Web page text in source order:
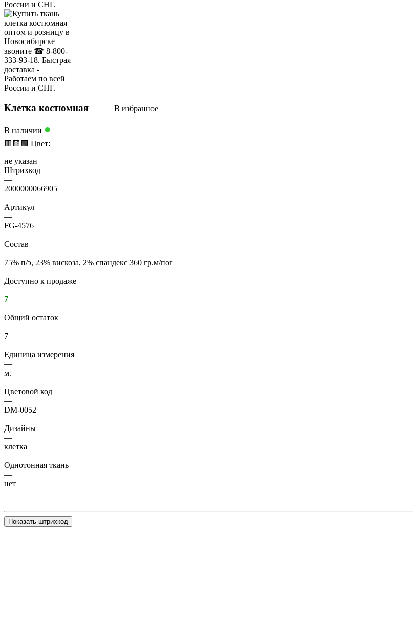
Клетка костюмная В избранное
В наличии ●
🟥 🟨 🟩 Цвет:
не указан
Штрихкод
—
2000000066905
Артикул
—
FG-4576
Состав
—
75% п/э, 23% вискоза, 2% спандекс 360 гр.м/пог
Доступно к продаже
—
7
Общий остаток
—
7
Единица измерения
—
м.
Цветовой код
—
DM-0052
Дизайны
—
клетка
Однотонная ткань
—
нет
Показать штрихкод